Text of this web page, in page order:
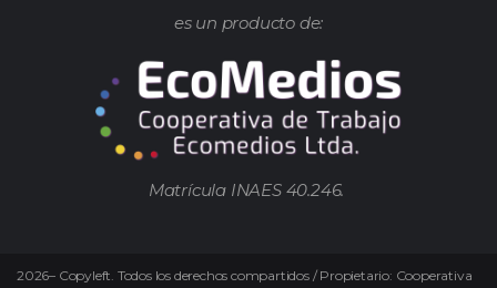
es un producto de:
Matrícula INAES 40.246.
2026– Copyleft. Todos los derechos compartidos / Propietario: Cooperativa